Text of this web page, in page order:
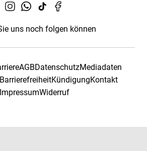
uns noch folgen können
AGBDatenschutzMediadaten
KündigungKontakt
ImpressumWiderruf